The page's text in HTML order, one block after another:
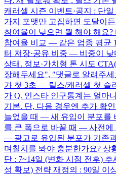
캐러셀 시즌 이벤트·공지 : 단
가지 포맷만 고집하면 도달이
참여율이 낮으면 뭘 해야 해요?
참여율 비교 — 같은 업종 평균
터 저장·공유 비중 — 비중이
상태. 정보·가치형 톤 시도
장해두세요", "댓글로 알려주
가 첫 3초 — 릴스/캐러셀 첫 슬
가 Q. 인스타 인구통계는 얼마
기본. 단, 다음 경우엔 추가 확
늘었을 때 — 새 유입이 분포를
를 큰 폭으로 바꿀 때 — 사전에
— 광고로 유입된 분포가 기존
며칠치를 봐야 충분한가요? 상
단 : 7~14일 (변화 시점 전후) 추
성 확보) 전략 재정의 : 90일 이